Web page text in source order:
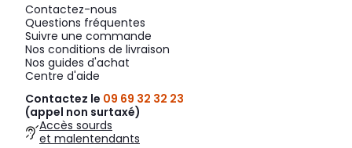
Contactez-nous
Questions fréquentes
Suivre une commande
Nos conditions de livraison
Nos guides d'achat
Centre d'aide
Contactez le 09 69 32 32 23
(appel non surtaxé)
Accès sourds
et malentendants